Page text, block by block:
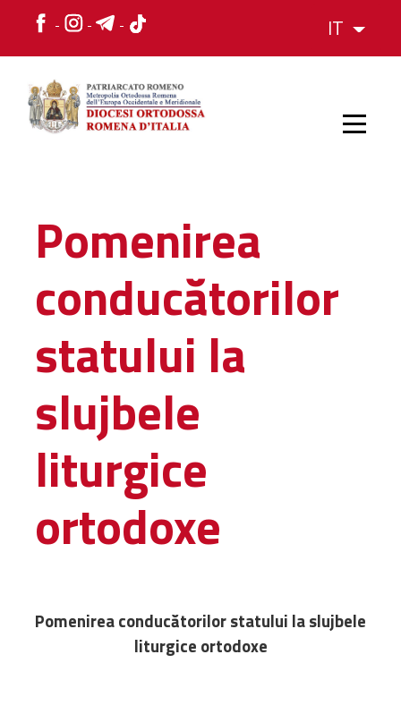
IT
STORIA
L'ORGANIZZAZIONE
L'ORGANIZZAZIONE
Cimiteri
Parrocchie
Pomenirea
conducătorilor
statului la
slujbele
liturgice
ortodoxe
Pomenirea conducătorilor statului la slujbele
liturgice ortodoxe